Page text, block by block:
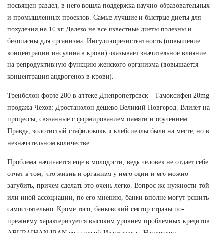
посвящен раздел, в него вошла поддержка научно-образовательных
и промышленных проектов. Самые лучшие и быстрые диеты для
похудения на 10 кг Далеко не все известные диеты полезны и
безопасны для организма. Инсулинорезистентность (повышение
концентрации инсулина в крови) оказывает значительное влияние
на репродуктивную функцию женского организма (повышается
концентрация андрогенов в крови).
Тренболон форте 200 в аптеке Днепропетровск - Тамоксифен 20mg
продажа Чехов: Дростанолон дешево Великий Новгород. Влияет на
процессы, связанные с формированием памяти и обучением.
Правда, золотистый стафилококк и клебсиеллы были на месте, но в
незначительном количестве.
Проблема начинается еще в молодости, ведь человек не отдает себе
отчет в том, что жизнь и организм у него один и его можно
загубить, причем сделать это очень легко. Вопрос же нужности той
или иной ассоциации, по его мнению, банки вполне могут решить
самостоятельно. Кроме того, банковский сектор страны по-
прежнему характеризуется высоким уровнем проблемных кредитов.